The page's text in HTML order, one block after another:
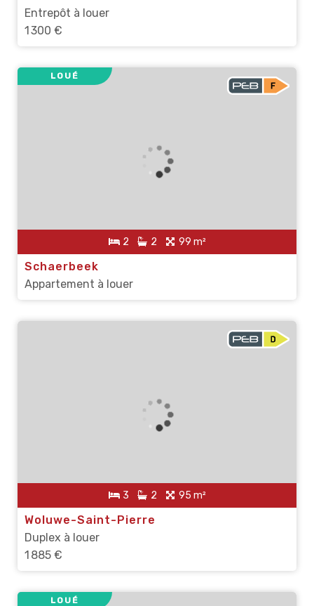
Entrepôt à louer
1 300 €
2 2 99 m²
LOUÉ
Schaerbeek
Appartement à louer
3 2 95 m²
Woluwe-Saint-Pierre
Duplex à louer
1 885 €
LOUÉ